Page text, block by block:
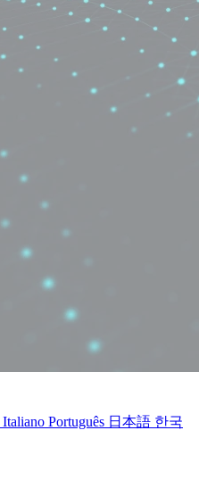
Italiano Português 日本語 한국